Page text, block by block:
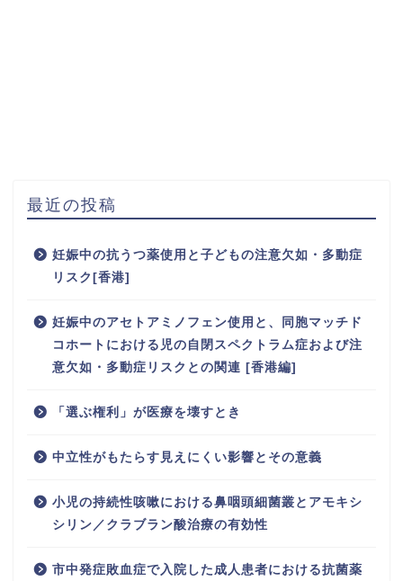
最近の投稿
妊娠中の抗うつ薬使用と子どもの注意欠如・多動症
リスク[香港]
妊娠中のアセトアミノフェン使用と、同胞マッチド
コホートにおける児の自閉スペクトラム症および注
意欠如・多動症リスクとの関連 [香港編]
「選ぶ権利」が医療を壊すとき
中立性がもたらす見えにくい影響とその意義
小児の持続性咳嗽における鼻咽頭細菌叢とアモキシ
シリン／クラブラン酸治療の有効性
市中発症敗血症で入院した成人患者における抗菌薬